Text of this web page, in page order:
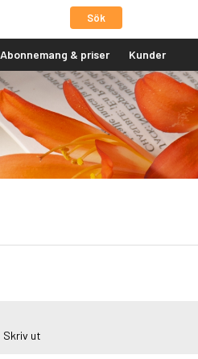
Sök
Abonnemang & priser Kunder
Skriv ut